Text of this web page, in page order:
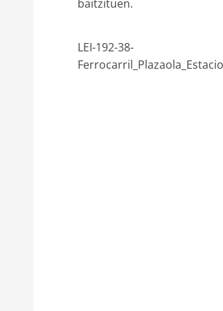
baitzituen.
LEI-192-38-